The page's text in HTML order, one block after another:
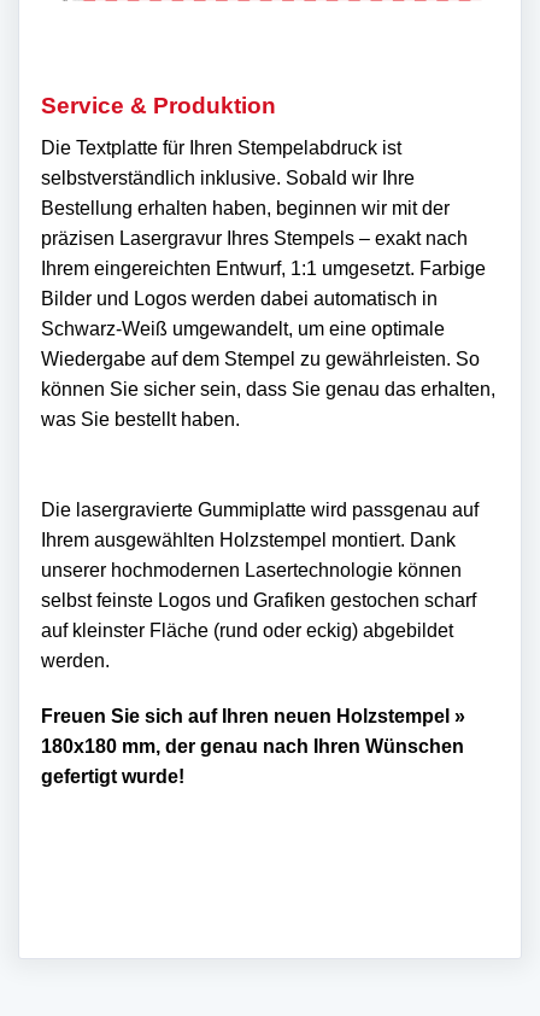
Service & Produktion
Die Textplatte für Ihren Stempelabdruck ist
selbstverständlich inklusive. Sobald wir Ihre
Bestellung erhalten haben, beginnen wir mit der
präzisen Lasergravur Ihres Stempels – exakt nach
Ihrem eingereichten Entwurf, 1:1 umgesetzt. Farbige
Bilder und Logos werden dabei automatisch in
Schwarz-Weiß umgewandelt, um eine optimale
Wiedergabe auf dem Stempel zu gewährleisten. So
können Sie sicher sein, dass Sie genau das erhalten,
was Sie bestellt haben.
Die lasergravierte Gummiplatte wird passgenau auf
Ihrem ausgewählten Holzstempel montiert. Dank
unserer hochmodernen Lasertechnologie können
selbst feinste Logos und Grafiken gestochen scharf
auf kleinster Fläche (rund oder eckig) abgebildet
werden.
Freuen Sie sich auf Ihren neuen Holzstempel »
180x180 mm, der genau nach Ihren Wünschen
gefertigt wurde!